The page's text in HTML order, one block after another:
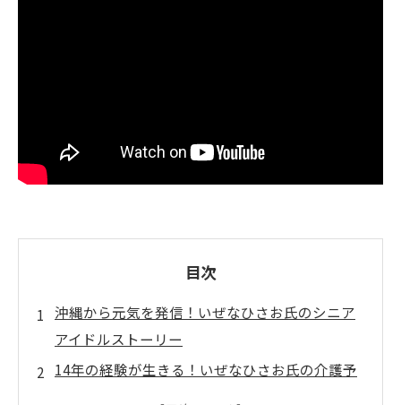
目次
沖縄から元気を発信！いぜなひさお氏のシニア
アイドルストーリー
14年の経験が生きる！いぜなひさお氏の介護予